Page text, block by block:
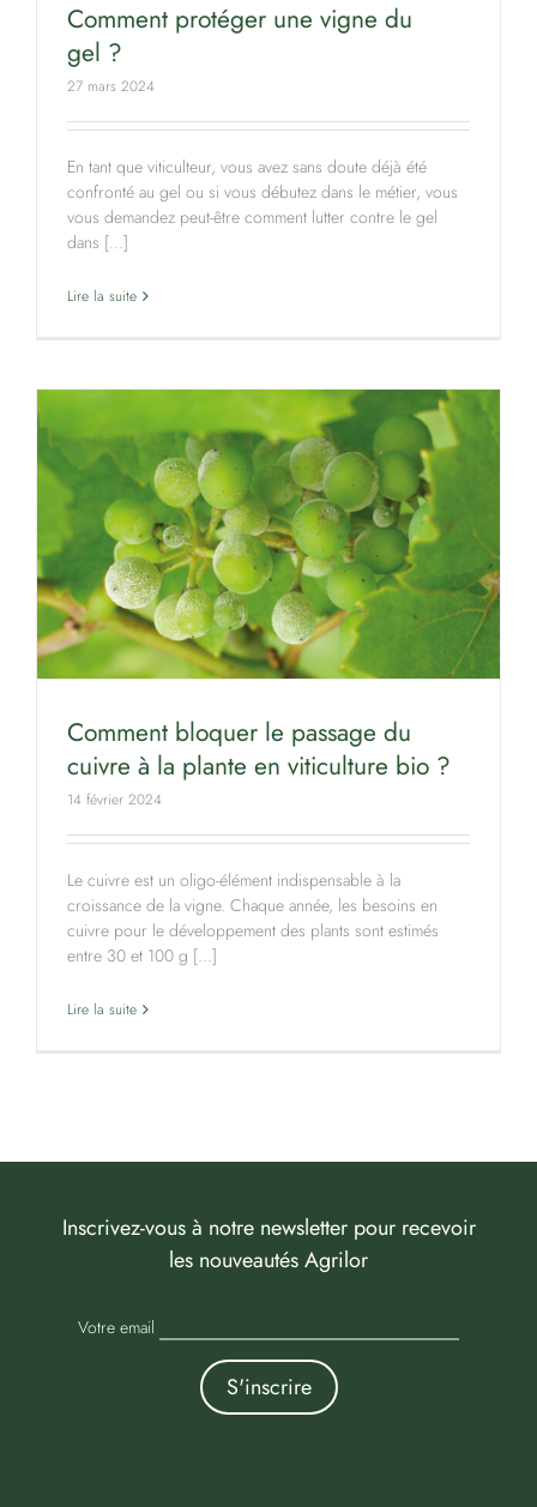
Comment protéger une vigne du
gel ?
27 mars 2024
En tant que viticulteur, vous avez sans doute déjà été
confronté au gel ou si vous débutez dans le métier, vous
vous demandez peut-être comment lutter contre le gel
dans [...]
Lire la suite
Comment bloquer le passage du
cuivre à la plante en viticulture bio ?
14 février 2024
Le cuivre est un oligo-élément indispensable à la
croissance de la vigne. Chaque année, les besoins en
cuivre pour le développement des plants sont estimés
entre 30 et 100 g [...]
Lire la suite
Inscrivez-vous à notre newsletter pour recevoir
les nouveautés Agrilor
Votre email